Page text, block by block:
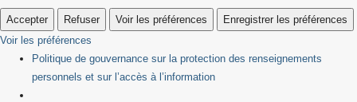
Accepter Refuser Voir les préférences
Enregistrer les préférences
Voir les préférences
Politique de gouvernance sur la protection des renseignements
personnels et sur l’accès à l’information